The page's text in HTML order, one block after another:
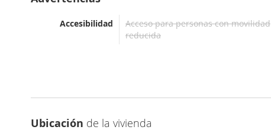
Accesibilidad
Acceso para personas con movilidad
reducida
Ubicación de la vivienda